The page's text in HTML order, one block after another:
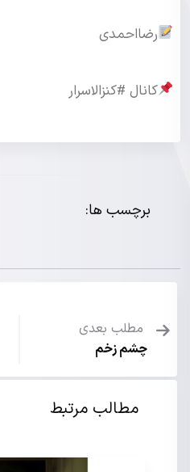
رضااحمدی
کانال #کنزالاسرار
برچسب ها:
مطلب بعدی
چشم زخم
مطالب مرتبط